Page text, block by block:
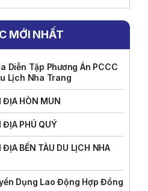
MỚI NHẤT
Diễn Tập Phương Án PCCC
Lịch Nha Trang
ĐỊA HÒN MUN
ĐỊA PHÚ QUÝ
BẾN TÀU DU LỊCH NHA
Dụng Lao Động Hợp Đồng